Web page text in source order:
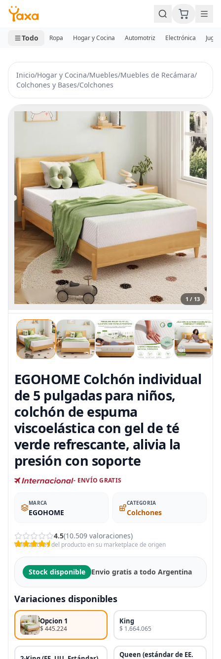
MINI CARRITO
0 productos
Todo Ropa Hogar y Cocina Automotriz Electrónica
Inicio/Hogar y Cocina/Muebles/Muebles de Recámara/
Colchones y Bases/Colchones
1 / 13
EGOHOME Colchón individual
de 5 pulgadas para niños,
colchón de espuma
viscoelástica con gel de té
verde refrescante, alivia la
presión con soporte
- ENVÍO GRATIS
MARCA
EGOHOME
CATEGORIA
Colchones
4.5(10.509 valoraciones)
Valoraciones del producto en su marketplace de origen
Stock disponible Envio gratis a todo Argentina
Variaciones disponibles
Opcion 1
$ 445.224
King
$ 1.664.065
Queen (estándar de EE.